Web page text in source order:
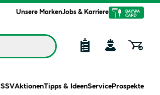
Unsere MarkenJobs & Karriere
SSVAktionenTipps & IdeenService Prospekte